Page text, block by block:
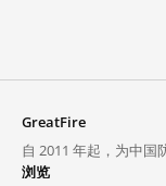
GreatFire
自 2011 年起，为中国
浏览